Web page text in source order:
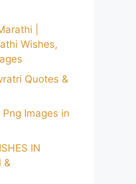
|
Wishes,
Quotes &
Images in
IN
&